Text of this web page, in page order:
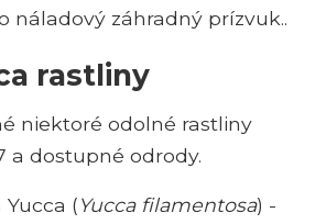
náladový záhradný prízvuk..
rastliny
niektoré odolné rastliny
a dostupné odrody.
(Yucca filamentosa) -